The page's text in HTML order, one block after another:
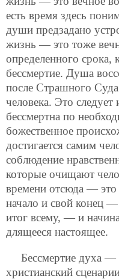
есть время здесь
души предзадано
жизнь — это тоже
определенного срока,
бессмертие. Душа
после Страшного
человека. Это
бессмертна по
божественное
достигается самим
соблюдение
которые очищают
времени отсюда — это
начало и свой конец
итог всему, — и
длящееся настоящее.
Бессмертие духа —
христианский